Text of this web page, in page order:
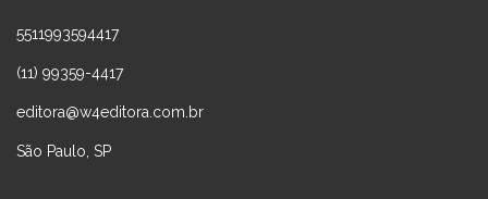
5511993594417
(11) 99359-4417
editora@w4editora.com.br
São Paulo, SP